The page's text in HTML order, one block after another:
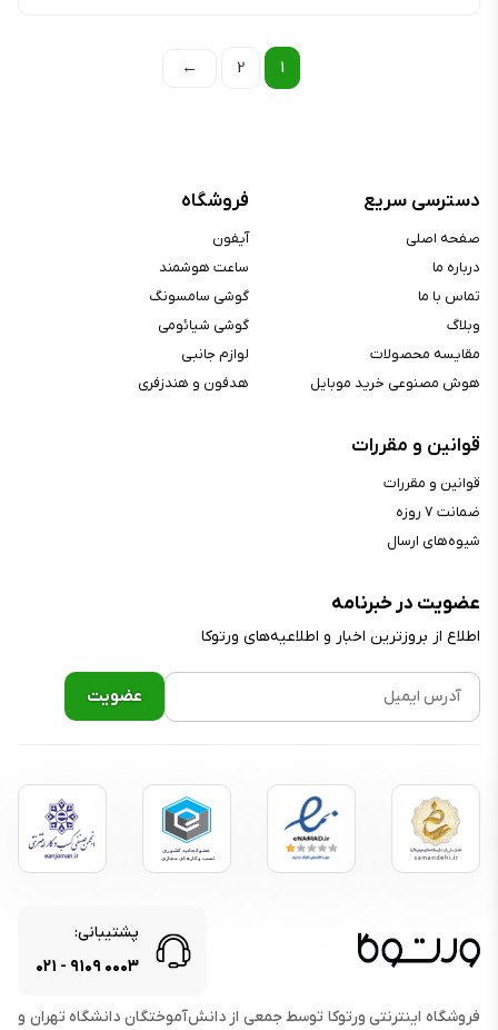
1
2
←
عضویت در خبرنامه
اطلاع از بروز‌ترین اخبار و اطلاعیه‌های ورتوکا
دسترسی سریع
صفحه اصلی
درباره ما
تماس با ما
وبلاگ
مقایسه محصولات
هوش مصنوعی خرید موبایل
فروشگاه
آیفون
ساعت هوشمند
گوشی سامسونگ
گوشی شیائومی
لوازم جانبی
هدفون و هندزفری
قوانین و مقررات
قوانین و مقررات
ضمانت ۷ روزه
شیوه‌های ارسال
پشتیبانی:
۰۰۰۳ ۹۱۰۹ - ۰۲۱
فروشگاه اینترنتی ورتوکا توسط جمعی از دانش‌آموختگان دانشگاه تهران و